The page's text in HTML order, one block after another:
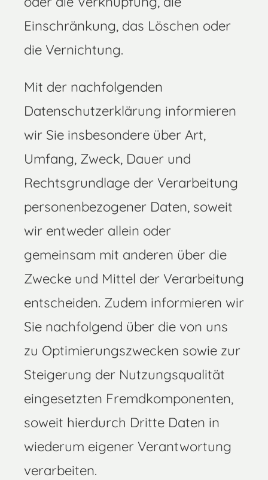
Einschränkung, das Löschen oder
die Vernichtung.
Mit der nachfolgenden
Datenschutzerklärung informieren
wir Sie insbesondere über Art,
Umfang, Zweck, Dauer und
Rechtsgrundlage der Verarbeitung
personenbezogener Daten, soweit
wir entweder allein oder
gemeinsam mit anderen über die
Zwecke und Mittel der Verarbeitung
entscheiden. Zudem informieren wir
Sie nachfolgend über die von uns
zu Optimierungszwecken sowie zur
Steigerung der Nutzungsqualität
eingesetzten Fremdkomponenten,
soweit hierdurch Dritte Daten in
wiederum eigener Verantwortung
verarbeiten.